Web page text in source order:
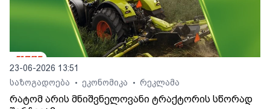
23-06-2026 13:51
საზოგადოება
• ეკონომიკა • რეკლამა
რატომ არის მნიშვნელოვანი ტრაქტორის სწორად